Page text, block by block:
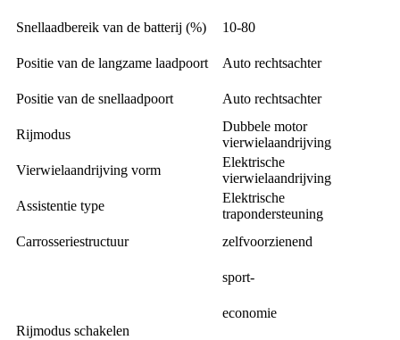
Snellaadbereik van de batterij (%) 10-80
Positie van de langzame laadpoort Auto rechtsachter
Positie van de snellaadpoort Auto rechtsachter
Rijmodus
Dubbele motor
vierwielaandrijving
Vierwielaandrijving vorm
Elektrische
vierwielaandrijving
Assistentie type
Elektrische
trapondersteuning
Carrosseriestructuur
zelfvoorzienend
Rijmodus schakelen
sport-
economie